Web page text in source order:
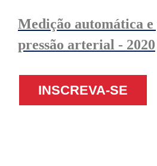
Medição automática e
pressão arterial - 2020
INSCREVA-SE